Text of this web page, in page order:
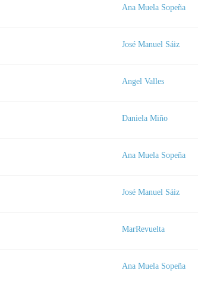
Ana Muela Sopeña
José Manuel Sáiz
Angel Valles
Daniela Miño
Ana Muela Sopeña
José Manuel Sáiz
MarRevuelta
Ana Muela Sopeña